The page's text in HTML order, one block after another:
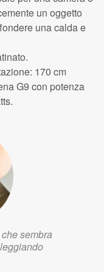
un oggetto
una calda e
170 cm
G9 con potenza
sembra